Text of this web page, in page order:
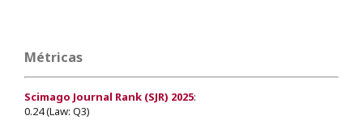
Métricas
Scimago Journal Rank (SJR) 2025:
0.24 (Law: Q3)